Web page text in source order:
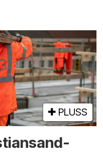
PLUSS